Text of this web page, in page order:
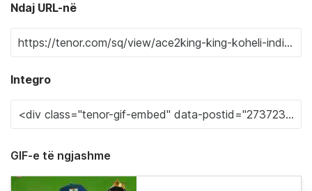
Ndaj URL-në
Integro
GIF-e të ngjashme